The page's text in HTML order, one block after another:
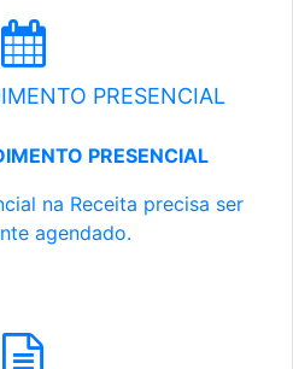
PRESENCIAL
PRESENCIAL
na Receita precisa ser
agendado.